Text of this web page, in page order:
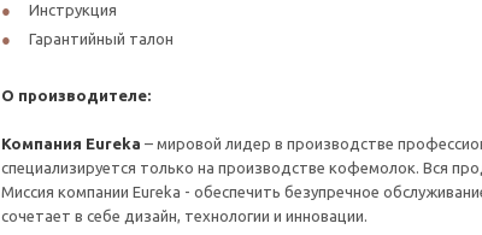
Инструкция
Гарантийный талон
О производителе:
Компания Eureka – мировой лидер в производстве
специализируется только на производстве кофемолок. Вся
Миссия компании Eureka - обеспечить безупречное
сочетает в себе дизайн, технологии и инновации.